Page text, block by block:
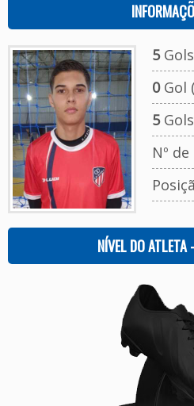
5
0Gol
5
Nº
NÍVEL DO